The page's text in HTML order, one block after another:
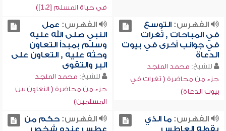
في حياة المسلم [1،2])
الفهرس:التوسع
في المباحات , ثغرات
في جوانب أخرى في بيوت
الدعاة
للشيخ: محمد المنجد
جزء من محاضرة ( ثغرات في
بيوت الدعاة)
الفهرس: عمل
النبي صلى الله عليه
وسلم بمبدأ التعاون
وحثه عليه , التعاون على
البر والتقوى
للشيخ: محمد المنجد
جزء من محاضرة ( التعاون بين
المسلمين)
الفهرس:ما الذي
يقوله العاطس
الفهرس:حكم من
عطس عنده شخص